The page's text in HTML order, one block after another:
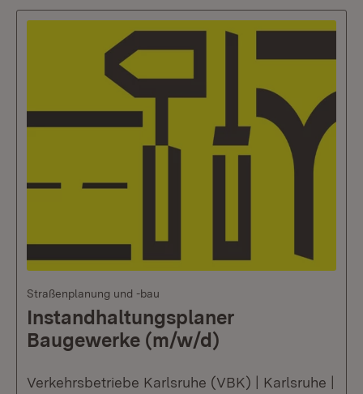
Straßenplanung und -bau
Instandhaltungsplaner
Baugewerke (m/w/d)
Verkehrsbetriebe Karlsruhe (VBK) | Karlsruhe |